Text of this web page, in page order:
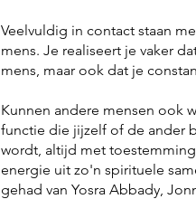
Veelvuldig in contact staan
mens. Je realiseert je vaker
mens, maar ook dat je
Kunnen andere mensen ook
functie die jijzelf of de ander
wordt, altijd met
energie uit zo'n spirituele
gehad van Yosra Abbady,